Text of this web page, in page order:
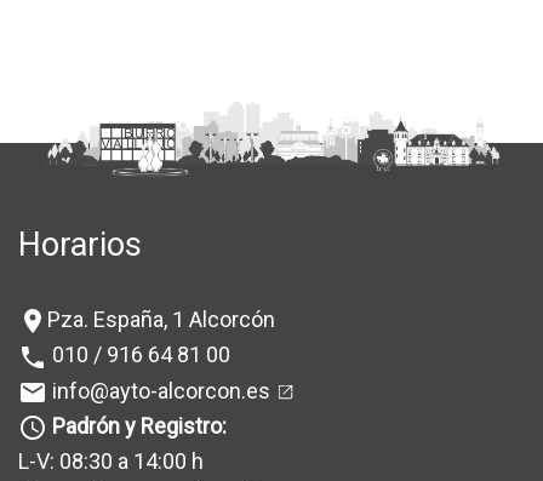
Horarios
location_on Pza. España, 1 Alcorcón
phone 010 / 916 64 81 00
mail info@ayto-alcorcon.es
query_builder Padrón y Registro:
L-V: 08:30 a 14:00 h